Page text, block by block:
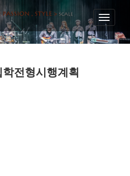
전형시행계획